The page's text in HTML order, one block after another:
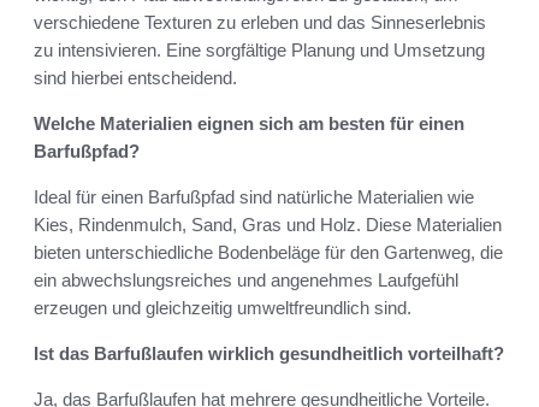
verschiedene Texturen zu erleben und das Sinneserlebnis
zu intensivieren. Eine sorgfältige Planung und Umsetzung
sind hierbei entscheidend.
Welche Materialien eignen sich am besten für einen
Barfußpfad?
Ideal für einen Barfußpfad sind natürliche Materialien wie
Kies, Rindenmulch, Sand, Gras und Holz. Diese Materialien
bieten unterschiedliche Bodenbeläge für den Gartenweg, die
ein abwechslungsreiches und angenehmes Laufgefühl
erzeugen und gleichzeitig umweltfreundlich sind.
Ist das Barfußlaufen wirklich gesundheitlich vorteilhaft?
Ja, das Barfußlaufen hat mehrere gesundheitliche Vorteile.